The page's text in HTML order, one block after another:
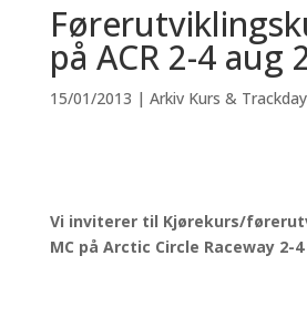
på ACR 2-4 aug
15/01/2013 | Arkiv Kurs &
Vi inviterer til Kjørekurs/
MC på Arctic Circle Raceway 2-